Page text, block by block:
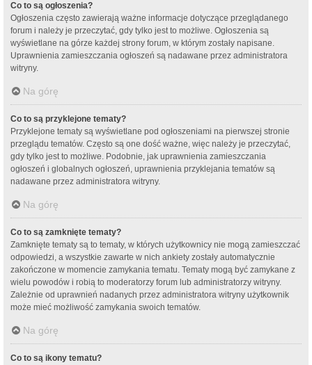
Co to są ogłoszenia?
Ogłoszenia często zawierają ważne informacje dotyczące przeglądanego
forum i należy je przeczytać, gdy tylko jest to możliwe. Ogłoszenia są
wyświetlane na górze każdej strony forum, w którym zostały napisane.
Uprawnienia zamieszczania ogłoszeń są nadawane przez administratora
witryny.
Na górę
Co to są przyklejone tematy?
Przyklejone tematy są wyświetlane pod ogłoszeniami na pierwszej stronie
przeglądu tematów. Często są one dość ważne, więc należy je przeczytać,
gdy tylko jest to możliwe. Podobnie, jak uprawnienia zamieszczania
ogłoszeń i globalnych ogłoszeń, uprawnienia przyklejania tematów są
nadawane przez administratora witryny.
Na górę
Co to są zamknięte tematy?
Zamknięte tematy są to tematy, w których użytkownicy nie mogą zamieszczać
odpowiedzi, a wszystkie zawarte w nich ankiety zostały automatycznie
zakończone w momencie zamykania tematu. Tematy mogą być zamykane z
wielu powodów i robią to moderatorzy forum lub administratorzy witryny.
Zależnie od uprawnień nadanych przez administratora witryny użytkownik
może mieć możliwość zamykania swoich tematów.
Na górę
Co to są ikony tematu?